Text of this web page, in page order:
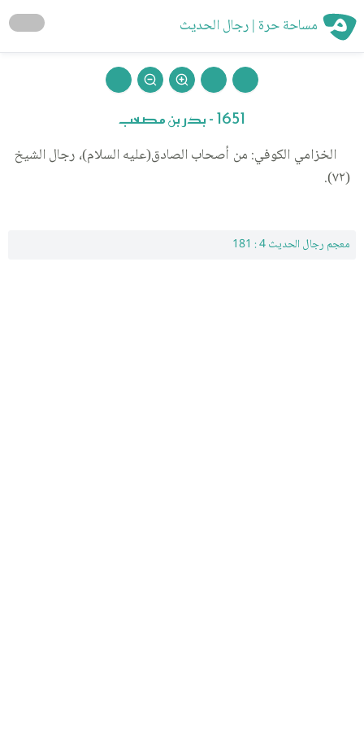
مساحة حرة | رجال الحديث
1651 - بدر بن مصعب
الخزامي الكوفي: من أصحاب الصادق(عليه السلام)، رجال الشيخ
(٧٢).
معجم رجال الحديث 4 : 181